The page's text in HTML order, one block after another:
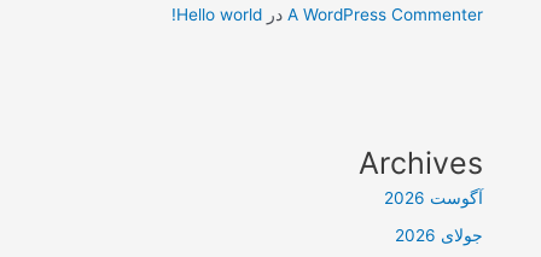
A WordPress Commenter درHello world!
Archives
آگوست 2026
جولای 2026